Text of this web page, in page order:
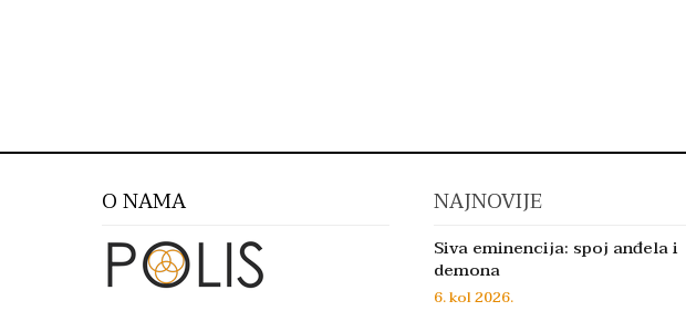
O NAMA NAJNOVIJE
Siva eminencija: spoj anđela i
demona
6. kol 2026.